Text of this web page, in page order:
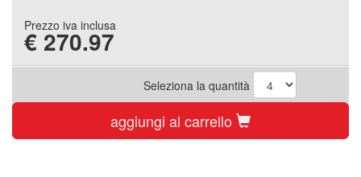
Prezzo iva inclusa
€ 270.97
Seleziona la quantità
aggiungi al carrello